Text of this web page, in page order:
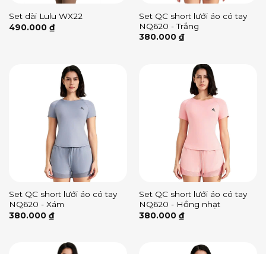
Set dài Lulu WX22
490.000 ₫
Set QC short lưới áo có tay
NQ620 - Trắng
380.000 ₫
Set QC short lưới áo có tay
NQ620 - Xám
380.000 ₫
Set QC short lưới áo có tay
NQ620 - Hồng nhạt
380.000 ₫